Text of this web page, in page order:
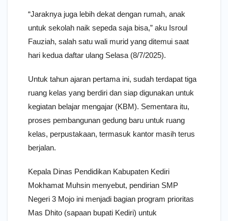
“Jaraknya juga lebih dekat dengan rumah, anak
untuk sekolah naik sepeda saja bisa,” aku Isroul
Fauziah, salah satu wali murid yang ditemui saat
hari kedua daftar ulang Selasa (8/7/2025).
Untuk tahun ajaran pertama ini, sudah terdapat tiga
ruang kelas yang berdiri dan siap digunakan untuk
kegiatan belajar mengajar (KBM). Sementara itu,
proses pembangunan gedung baru untuk ruang
kelas, perpustakaan, termasuk kantor masih terus
berjalan.
Kepala Dinas Pendidikan Kabupaten Kediri
Mokhamat Muhsin menyebut, pendirian SMP
Negeri 3 Mojo ini menjadi bagian program prioritas
Mas Dhito (sapaan bupati Kediri) untuk